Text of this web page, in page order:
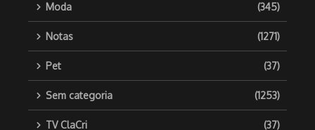
Moda (345)
Notas (1271)
Pet (37)
Sem categoria (1253)
TV ClaCri (37)